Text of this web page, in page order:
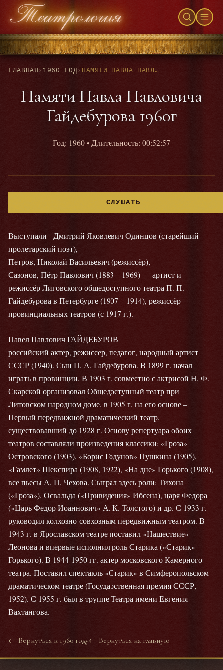
ГЛАВНАЯ › 1960 ГОД› ПАМЯТИ ПАВЛА ПАВЛОВИЧА ГАЙДЕБУРОВА 1960Г
Памяти Павла Павловича
Гайдебурова 1960г
Год: 1960• Длительность: 00:52:57
СЛУШАТЬ
Выступали - Дмитрий Яковлевич Одинцов (старейший
пролетарский поэт),
Петров, Николай Васильевич (режиссёр),
Сазонов, Пётр Павлович (1883—1969) — артист и
режиссёр Лиговского общедоступного театра П. П.
Гайдебурова в Петербурге (1907—1914), режиссёр
провинциальных театров (с 1917 г.).
Павел Павлович ГАЙДЕБУРОВ
российский актер, режиссер, педагог, народный артист
СССР (1940). Сын П. А. Гайдебурова. В 1899 г. начал
играть в провинции. В 1903 г. совместно с актрисой Н. Ф.
Скарской организовал Общедоступный театр при
Литовском народном доме, в 1905 г. на его основе –
Первый передвижной драматический театр,
существовавший до 1928 г. Основу репертуара обоих
театров составляли произведения классики: «Гроза»
Островского (1903), «Борис Годунов» Пушкина (1905),
«Гамлет» Шекспира (1908, 1922), «На дне» Горького (1908),
все пьесы А. П. Чехова. Сыграл здесь роли: Тихона
(«Гроза»), Освальда («Привидения» Ибсена), царя Федора
(«Царь Федор Иоаннович» А. К. Толстого) и др. С 1933 г.
руководил колхозно-совхозным передвижным театром. В
1943 г. в Ярославском театре поставил «Нашествие»
Леонова и впервые исполнил роль Старика («Старик»
Горького). В 1944-1950 гг. актер московского Камерного
театра. Поставил спектакль «Старик» в Симферопольском
драматическом театре (Государственная премия СССР,
1952). С 1955 г. был в труппе Театра имени Евгения
Вахтангова.
← Вернуться к 1960 году← Вернуться на главную